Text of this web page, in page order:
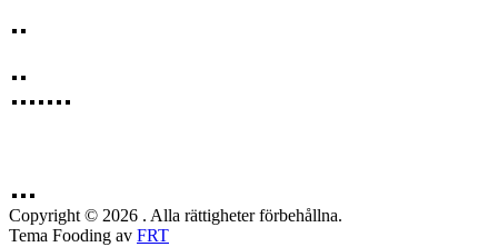
Copyright © 2026 . Alla rättigheter förbehållna.
Tema Fooding av FRT